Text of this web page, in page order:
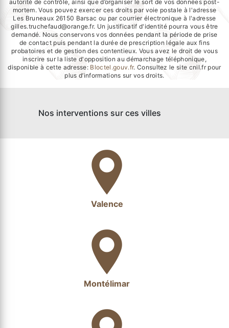
autorité de contrôle, ainsi que d’organiser le sort de vos données post-
mortem. Vous pouvez exercer ces droits par voie postale à l'adresse
Les Bruneaux 26150 Barsac ou par courrier électronique à l'adresse
gilles.truchefaud@orange.fr. Un justificatif d'identité pourra vous être
demandé. Nous conservons vos données pendant la période de prise
de contact puis pendant la durée de prescription légale aux fins
probatoires et de gestion des contentieux. Vous avez le droit de vous
inscrire sur la liste d'opposition au démarchage téléphonique,
disponible à cette adresse: Bloctel.gouv.fr. Consultez le site cnil.fr pour
plus d’informations sur vos droits.
Nos interventions sur ces villes
Valence
Montélimar